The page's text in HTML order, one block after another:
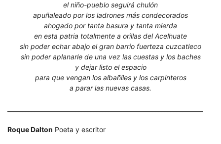
el niño-pueblo seguirá chulón
apuñaleado por los ladrones más condecorados
ahogado por tanta basura y tanta mierda
en esta patria totalmente a orillas del Acelhuate
sin poder echar abajo el gran barrio fuerteza cuzcatleco
sin poder aplanarle de una vez las cuestas y los baches
y dejar listo el espacio
para que vengan los albañiles y los carpinteros
a parar las nuevas casas.
Roque Dalton Poeta y escritor